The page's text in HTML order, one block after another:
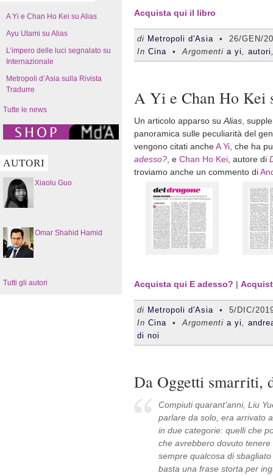
A Yi e Chan Ho Kei su Alias
Ayu Utami su Alias
L’impero delle luci segnalato su
Internazionale
Metropoli d’Asia sulla Rivista
Tradurre
Tutte le news
AUTORI
Xiaolu Guo
Omar Shahid Hamid
Tutti gli autori
Acquista qui il libro
di Metropoli d'Asia • 26/GEN/
In Cina • Argomenti a yi, autori
A Yi e Chan Ho Kei
Un articolo apparso su Alias ,
panoramica sulle peculiarità del
vengono citati ancheA Yi , che ha
adesso? , e Chan Ho Kei , autore di
troviamo anche un commento di
Acquista qui E adesso? |
di Metropoli d'Asia • 5/DIC/
In Cina • Argomenti a yi,
di noi
Da Oggetti smarriti,
Compiuti quarant’anni, Liu
parlare da solo, era arrivato
in due categorie: quelli che
che avrebbero dovuto
sempre qualcosa di
basta una frase storta per